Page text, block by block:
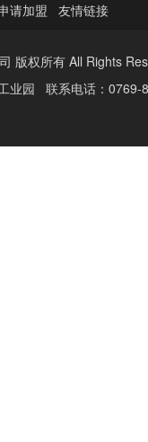
请加盟 友情链接
版权所有 All Rights
业园 联系电话：